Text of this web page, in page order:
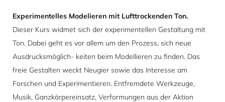
Experimentelles Modelieren mit Lufttrockenden Ton.
Dieser Kurs widmet sich der experimentellen Gestaltung mit
Ton. Dabei geht es vor allem um den Prozess, sich neue
Ausdrucksmöglich- keiten beim Modellieren zu finden. Das
freie Gestalten weckt Neugier sowie das Interesse am
Forschen und Experimentieren. Entfremdete Werkzeuge,
Musik, Ganzkörpereinsatz, Verformungen aus der Aktion